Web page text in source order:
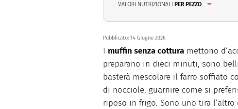
VALORI NUTRIZIONALI PER PEZZO
Pubblicato: 14 Giugno 2026
I muffin senza cottura mettono
preparano in dieci minuti, sono
basterà mescolare il farro soffiato
di nocciole, guarnire come si
riposo in frigo. Sono uno tira